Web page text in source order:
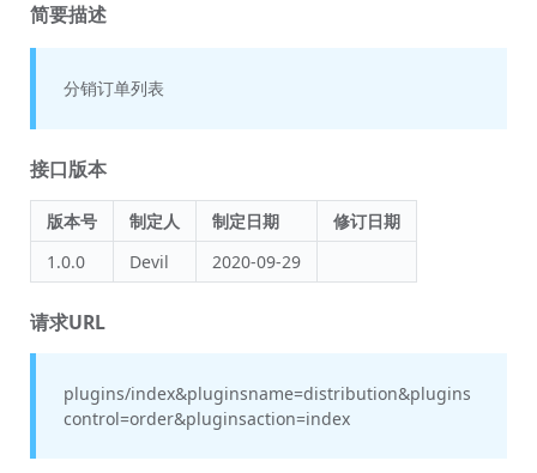
简要描述
分销订单列表
接口版本
版本号 制定人 制定日期
修订日期
1.0.0
Devil 2020-09-29
请求URL
plugins/index&pluginsname=distribution&plugins
control=order&pluginsaction=index